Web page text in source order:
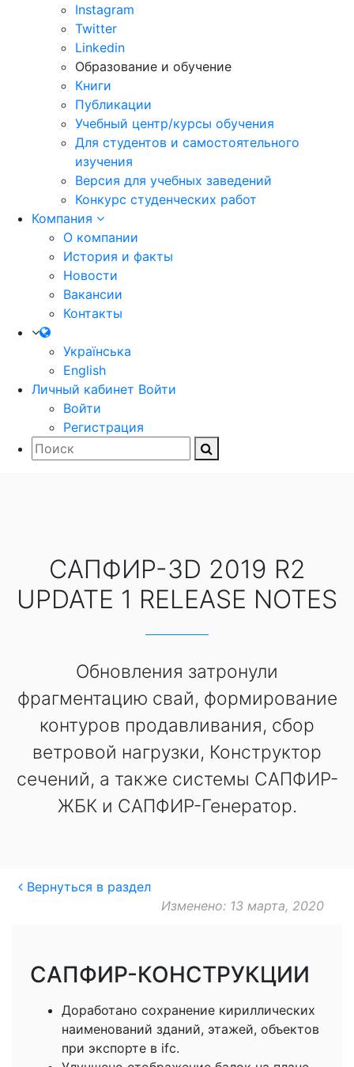
Instagram
Twitter
Linkedin
Образование и обучение
Книги
Публикации
Учебный центр/курсы обучения
Для студентов и самостоятельного
изучения
Версия для учебных заведений
Конкурс студенческих работ
Компания
О компании
История и факты
Новости
Вакансии
Контакты
Українська
English
Личный кабинет Войти
Войти
Регистрация
САПФИР-3D 2019 R2
UPDATE 1 RELEASE NOTES
Обновления затронули
фрагментацию свай, формирование
контуров продавливания, сбор
ветровой нагрузки, Конструктор
сечений, а также системы САПФИР-
ЖБК и САПФИР-Генератор.
Вернуться в раздел
Изменено: 13 марта, 2020
САПФИР-КОНСТРУКЦИИ
Доработано сохранение кириллических
наименований зданий, этажей, объектов
при экспорте в ifc.